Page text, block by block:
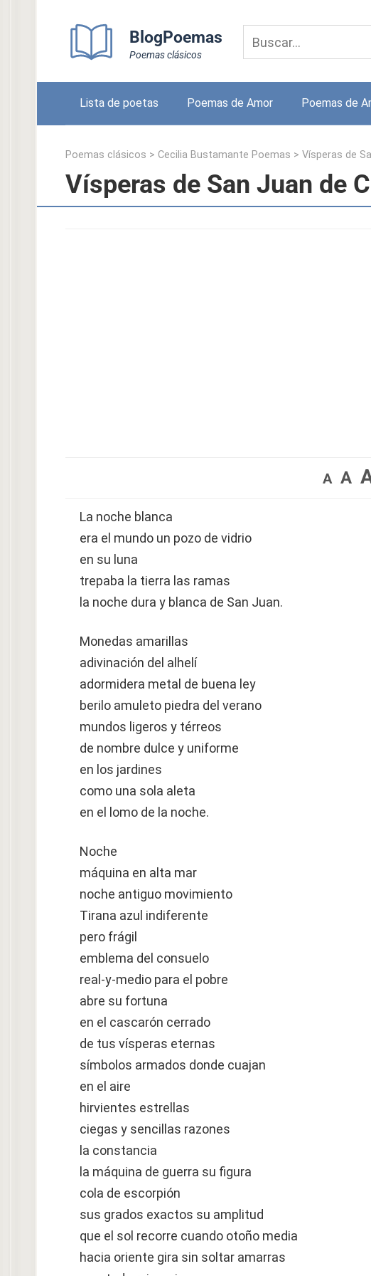
BlogPoemas
Poemas clásicos
Lista de poetas Poemas de Amor Poemas de
Poemas clásicos > Cecilia Bustamante Poemas > Vísperas de
Vísperas de San Juan de
A A
La noche blanca
era el mundo un pozo de vidrio
en su luna
trepaba la tierra las ramas
la noche dura y blanca de San Juan.
Monedas amarillas
adivinación del alhelí
adormidera metal de buena ley
berilo amuleto piedra del verano
mundos ligeros y térreos
de nombre dulce y uniforme
en los jardines
como una sola aleta
en el lomo de la noche.
Noche
máquina en alta mar
noche antiguo movimiento
Tirana azul indiferente
pero frágil
emblema del consuelo
real-y-medio para el pobre
abre su fortuna
en el cascarón cerrado
de tus vísperas eternas
símbolos armados donde cuajan
en el aire
hirvientes estrellas
ciegas y sencillas razones
la constancia
la máquina de guerra su figura
cola de escorpión
sus grados exactos su amplitud
que el sol recorre cuando otoño media
hacia oriente gira sin soltar amarras